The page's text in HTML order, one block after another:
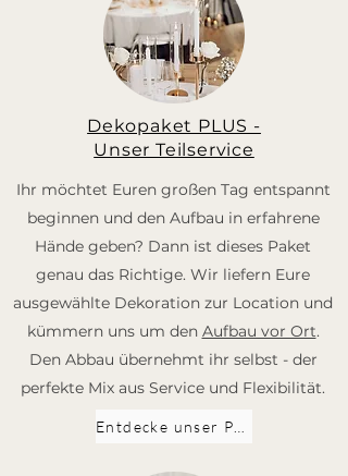
Dekopaket PLUS -
Unser Teilservice
Ihr möchtet Euren großen Tag entspannt
beginnen und den Aufbau in erfahrene
Hände geben? Dann ist dieses Paket
genau das Richtige. Wir liefern Eure
ausgewählte Dekoration zur Location und
kümmern uns um den Aufbau vor Ort.
Den Abbau übernehmt ihr selbst - der
perfekte Mix aus Service und Flexibilität.